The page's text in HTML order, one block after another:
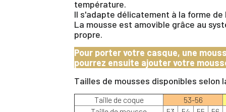
température.
Il s'adapte délicatement à la forme
La mousse est amovible grâce au
propre.
Pour porter votre casque, une
pourrez ensuite ajouter votre
Tailles de mousses disponibles selon
Taille de coque
53-56